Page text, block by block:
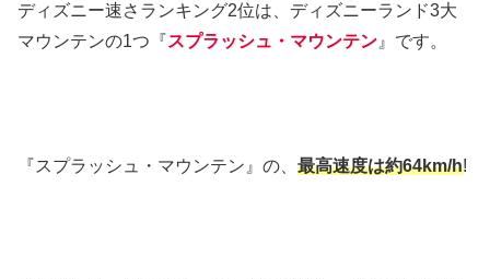
ディズニー速さランキング2位は、ディズニーランド3大
マウンテンの1つ『スプラッシュ・マウンテン 』です。
『スプラッシュ・マウンテン』の、 最高速度は約64km/h!